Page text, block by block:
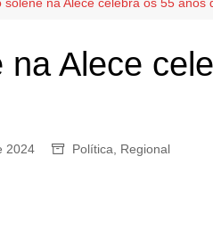
na Alece
2024 Política Regional